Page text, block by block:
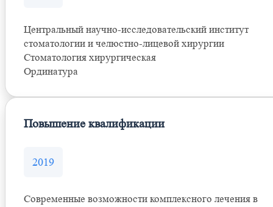
Центральный научно-исследовательский институт
стоматологии и челюстно-лицевой хирургии
Стоматология хирургическая
Ординатура
Повышение квалификации
2019
Современные возможности комплексного лечения в